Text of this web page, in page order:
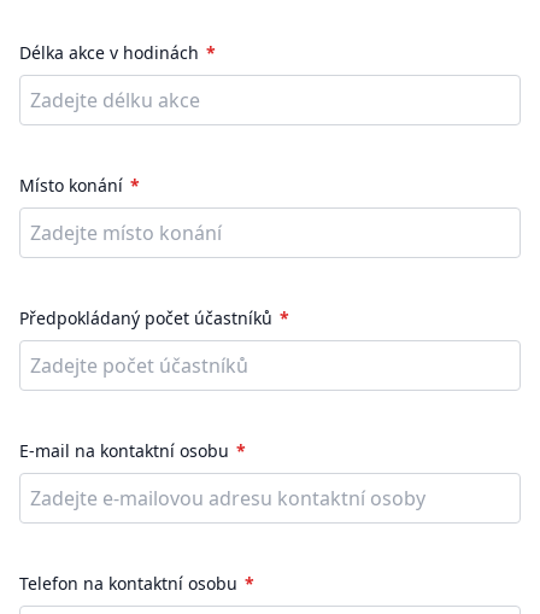
Délka akce v hodinách
Místo konání
Předpokládaný počet účastníků
E-mail na kontaktní osobu
Telefon na kontaktní osobu